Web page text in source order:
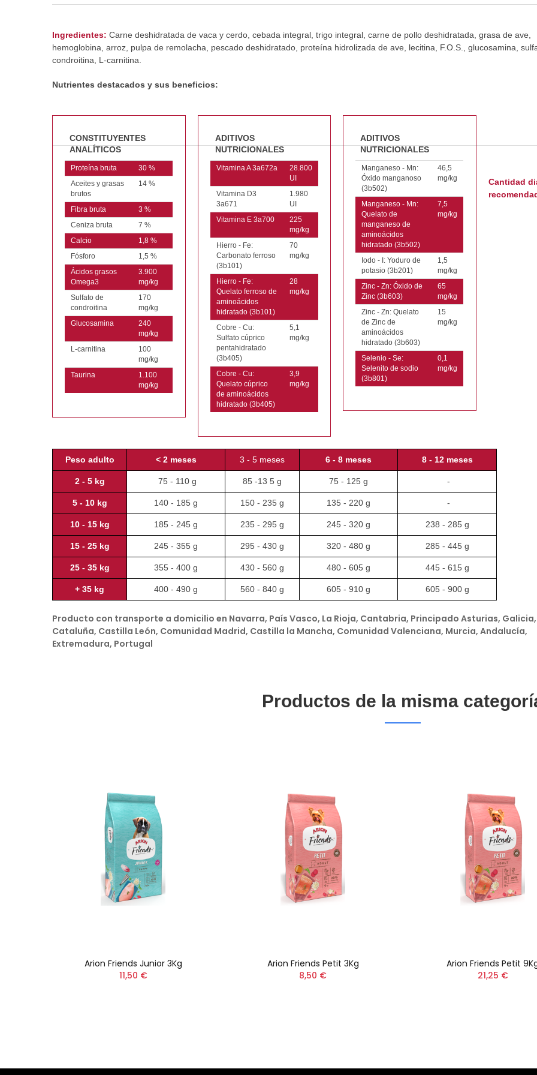
Ingredientes: Carne deshidratada de vaca y cerdo, cebada integral, trigo integral, carne de pollo deshidratada, grasa de ave,
hemoglobina, arroz, pulpa de remolacha, pescado deshidratado, proteína hidrolizada de ave, lecitina, F.O.S., glucosamina,
condroitina, L-carnitina.
Nutrientes destacados y sus beneficios:
CONSTITUYENTES
ANALÍTICOS
Proteína bruta
30 %
Aceites y grasas
brutos
14 %
Fibra bruta
3 %
Ceniza bruta
7 %
Calcio
1,8 %
Fósforo
1,5 %
Ácidos grasos
Omega3
3.900
mg/kg
Sulfato de
condroitina
170
mg/kg
Glucosamina
240
mg/kg
L-carnitina
100
mg/kg
Taurina
1.100
mg/kg
ADITIVOS
NUTRICIONALES
Vitamina A 3a672a
28.800
UI
Vitamina D3
3a671
1.980
UI
Vitamina E 3a700
225
mg/kg
Hierro - Fe:
Carbonato ferroso
(3b101)
70
mg/kg
Hierro - Fe:
Quelato ferroso de
aminoácidos
hidratado (3b101)
28
mg/kg
Cobre - Cu:
Sulfato cúprico
pentahidratado
(3b405)
5,1
mg/kg
Cobre - Cu:
Quelato cúprico
de aminoácidos
hidratado (3b405)
3,9
mg/kg
ADITIVOS
NUTRICIONALES
Manganeso - Mn:
Óxido manganoso
(3b502)
46,5
mg/kg
Manganeso - Mn:
Quelato de
manganeso de
aminoácidos
hidratado (3b502)
7,5
mg/kg
Iodo - I: Yoduro de
potasio (3b201)
1,5
mg/kg
Zinc - Zn: Óxido de
Zinc (3b603)
65
mg/kg
Zinc - Zn: Quelato
de Zinc de
aminoácidos
hidratado (3b603)
15
mg/kg
Selenio - Se:
Selenito de sodio
(3b801)
0,1
mg/kg
Cantidad
Peso adulto < 2 meses 3 - 5 meses 6 - 8 meses 8 - 12 meses
2 - 5 kg 75 - 110 g 85 -13 5 g 75 - 125 g -
5 - 10 kg 140 - 185 g 150 - 235 g 135 - 220 g -
10 - 15 kg 185 - 245 g 235 - 295 g 245 - 320 g 238 - 285 g
15 - 25 kg 245 - 355 g 295 - 430 g 320 - 480 g 285 - 445 g
25 - 35 kg 355 - 400 g 430 - 560 g 480 - 605 g 445 - 615 g
+ 35 kg 400 - 490 g 560 - 840 g 605 - 910 g 605 - 900 g
Producto con transporte a domicilio en Navarra, País Vasco, La Rioja, Cantabria, Principado Asturias,
Cataluña, Castilla León, Comunidad Madrid, Castilla la Mancha, Comunidad Valenciana, Murcia, Andalucía,
Extremadura, Portugal
Productos de la misma
Arion Friends Junior 3Kg
11,50 €
Arion Friends Petit 3Kg
8,50 €
Arion Friends Petit
21,25 €